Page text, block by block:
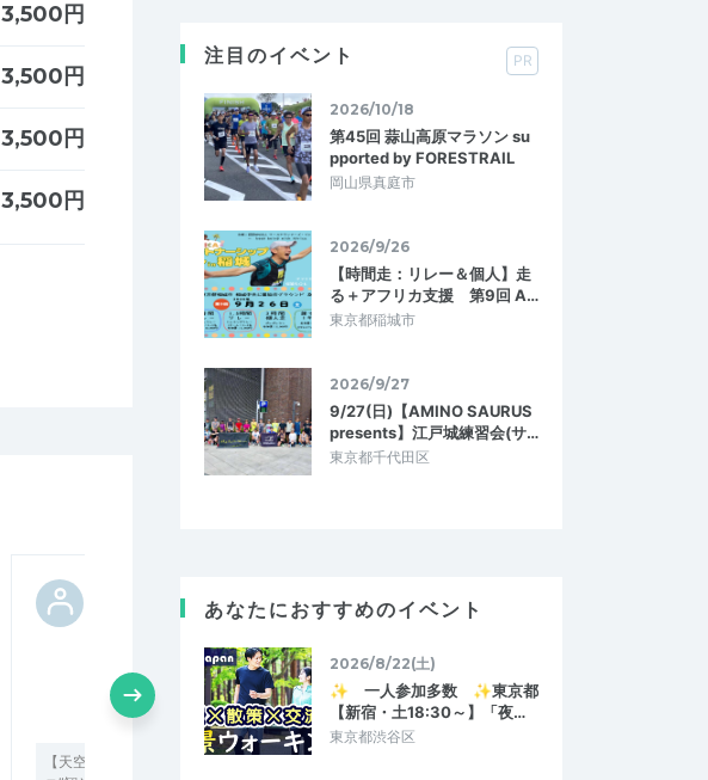
3,500円
3,500円
3,500円
3,500円
4.00
【天空ハーフマラソン前日！】 新宮”ミ
2018/11/19
注目のイベント PR
2026/10/18
第45回 蒜山高原マラソン su
pported by FORESTRAIL
岡山県真庭市
2026/9/26
【時間走：リレー＆個人】走
る＋アフリカ支援 第9回 A…
東京都稲城市
2026/9/27
9/27(日)【AMINO SAURUS
presents】江戸城練習会(サ…
東京都千代田区
あなたにおすすめのイベント
2026/8/22(土)
✨ 一人参加多数 ✨東京都
【新宿・土18:30～】「夜…
東京都渋谷区